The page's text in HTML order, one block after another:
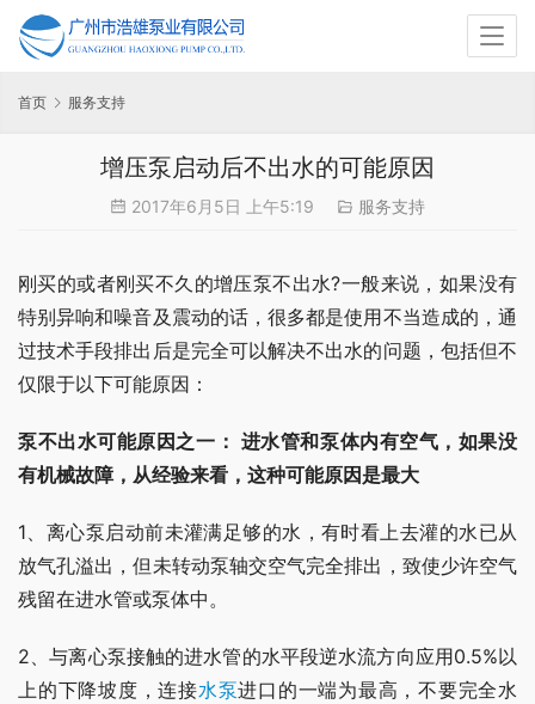
首页 服务支持
增压泵启动后不出水的可能原因
2017年6月5日 上午5:19 服务支持
刚买的或者刚买不久的增压泵不出水?一般来说，如果没有
特别异响和噪音及震动的话，很多都是使用不当造成的，通
过技术手段排出后是完全可以解决不出水的问题，包括但不
仅限于以下可能原因：
泵不出水可能原因之一： 进水管和泵体内有空气，如果没
有机械故障，从经验来看，这种可能原因是最大
1、离心泵启动前未灌满足够的水，有时看上去灌的水已从
放气孔溢出，但未转动泵轴交空气完全排出，致使少许空气
残留在进水管或泵体中。
2、与离心泵接触的进水管的水平段逆水流方向应用0.5%以
上的下降坡度，连接水泵进口的一端为最高，不要完全水